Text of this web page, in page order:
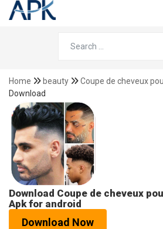
Home beauty
Coupe de cheveux
Download
Download Coupe de cheveux
Apk for android
Download Now